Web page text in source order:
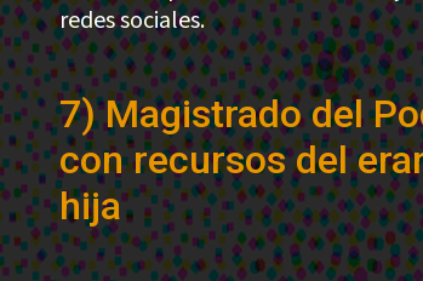
redes sociales.
7) Magistrado del
con recursos del
hija